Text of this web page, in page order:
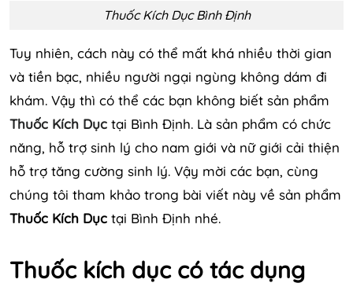
Thuốc Kích Dục Bình Định
Tuy nhiên, cách này có thể mất khá nhiều thời gian
và tiền bạc, nhiều người ngại ngùng không dám đi
khám. Vậy thì có thể các bạn không biết sản phẩm
Thuốc Kích Dục tại Bình Định. Là sản phẩm có chức
năng, hỗ trợ sinh lý cho nam giới và nữ giới cải thiện
hỗ trợ tăng cường sinh lý. Vậy mời các bạn, cùng
chúng tôi tham khảo trong bài viết này về sản phẩm
Thuốc Kích Dục tại Bình Định nhé.
Thuốc kích dục có tác dụng